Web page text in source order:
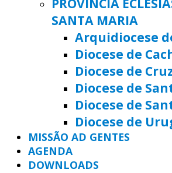
PROVÍNCIA
SANTA MARIA
Arquidiocese
Diocese de
Diocese de
Diocese de
Diocese de
Diocese de
MISSÃO AD GENTES
AGENDA
DOWNLOADS